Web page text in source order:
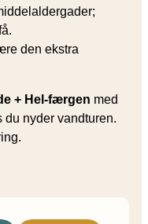
den ekstra
+ Hel-færgen med
du nyder vandturen.